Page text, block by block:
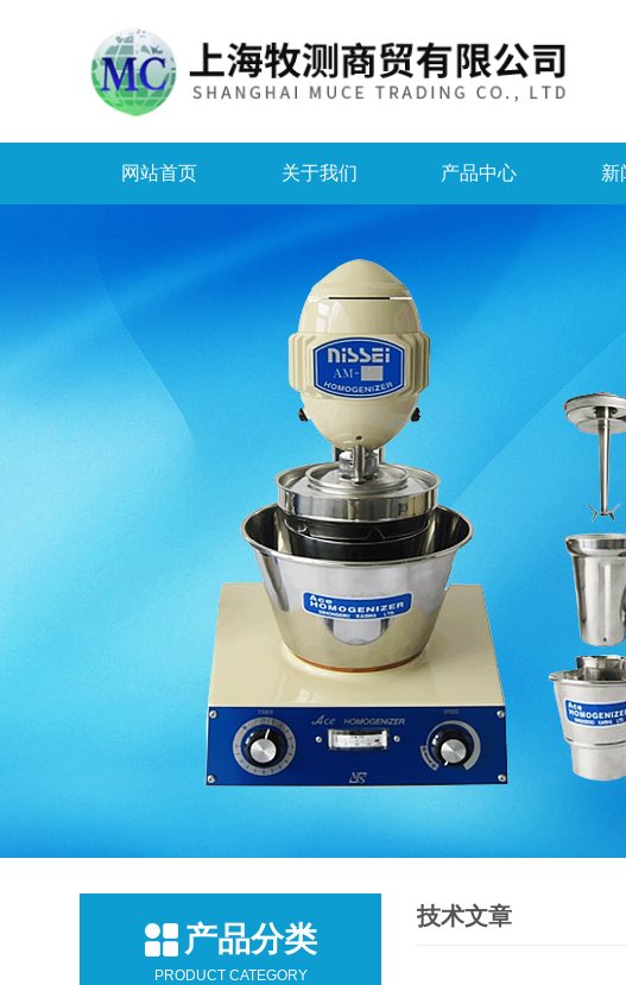
网站首页 关于我们 产品中心 新
产品分类
PRODUCT CATEGORY
技术文章